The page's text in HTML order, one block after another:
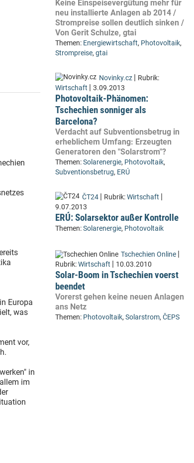
Europa
was
vor,
in
im
Keine Einspeisevergütung mehr für
neu installierte Anlagen ab 2014 /
Strompreise sollen deutlich sinken /
Von Gerit Schulze, gtai
Themen: Energiewirtschaft, Photovoltaik,
Strompreise, gtai
Novinky.cz | Rubrik:
Wirtschaft | 3.09.2013
Photovoltaik-Phänomen:
Tschechien sonniger als
Barcelona?
Verdacht auf Subventionsbetrug in
erheblichem Umfang: Erzeugten
Generatoren den "Solarstrom"?
Themen:Solarenergie, Photovoltaik,
Subventionsbetrug, ERÚ
ČT24 | Rubrik:Wirtschaft |
9.07.2013
ERÚ: Solarsektor außer Kontrolle
Themen:Solarenergie, Photovoltaik
Tschechien Online |
Rubrik:Wirtschaft | 10.03.2010
Solar-Boom in Tschechien voerst
beendet
Vorerst gehen keine neuen Anlagen
ans Netz
Themen: Photovoltaik, Solarstrom, ČEPS